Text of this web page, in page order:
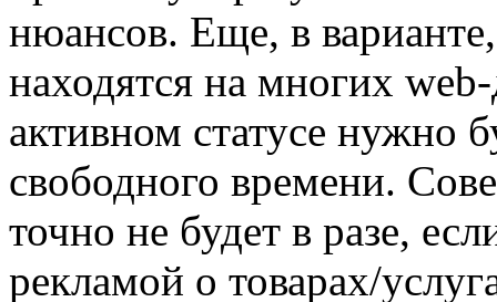
нюансов. Еще, в
находятся на многих
активном статусе нужно
свободного времени.
точно не будет в разе,
рекламой о товарах/